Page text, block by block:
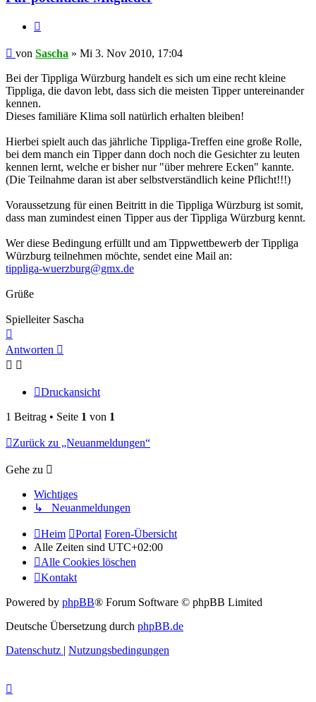
Beitrag
von Sascha » Mi 3. Nov 2010, 17:04
Bei der Tippliga Würzburg handelt es sich um eine recht kleine
Tippliga, die davon lebt, dass sich die meisten Tipper untereinander
kennen.
Dieses familiäre Klima soll natürlich erhalten bleiben!
Hierbei spielt auch das jährliche Tippliga-Treffen eine große Rolle,
bei dem manch ein Tipper dann doch noch die Gesichter zu leuten
kennen lernt, welche er bisher nur "über mehrere Ecken" kannte.
(Die Teilnahme daran ist aber selbstverständlich keine Pflicht!!!)
Voraussetzung für einen Beitritt in die Tippliga Würzburg ist somit,
dass man zumindest einen Tipper aus der Tippliga Würzburg kennt.
Wer diese Bedingung erfüllt und am Tippwettbewerb der Tippliga
Würzburg teilnehmen möchte, sendet eine Mail an:
tippliga-wuerzburg@gmx.de
Grüße
Spielleiter Sascha
oben
Antworten
Druckansicht
1 Beitrag • Seite 1 von 1
Zurück zu „Neuanmeldungen“
Gehe zu
Wichtiges
↳ Neuanmeldungen
Heim Portal Foren-Übersicht
Alle Zeiten sind UTC+02:00
Alle Cookies löschen
Kontakt
Powered by phpBB® Forum Software © phpBB Limited
Deutsche Übersetzung durch phpBB.de
Datenschutz | Nutzungsbedingungen